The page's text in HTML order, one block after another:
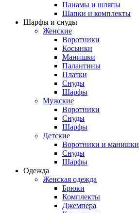
Панамы и шляпы
Шапки и комплекты
Шарфы и снуды
Женские
Воротники
Косынки
Манишки
Палантины
Платки
Снуды
Шарфы
Мужские
Воротники
Снуды
Шарфы
Детские
Воротники и манишки
Снуды
Шарфы
Одежда
Женская одежда
Брюки
Комплекты
Джемпера